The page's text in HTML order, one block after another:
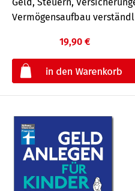
Geld, Steuern,
Vermögensaufbau
19,90 €